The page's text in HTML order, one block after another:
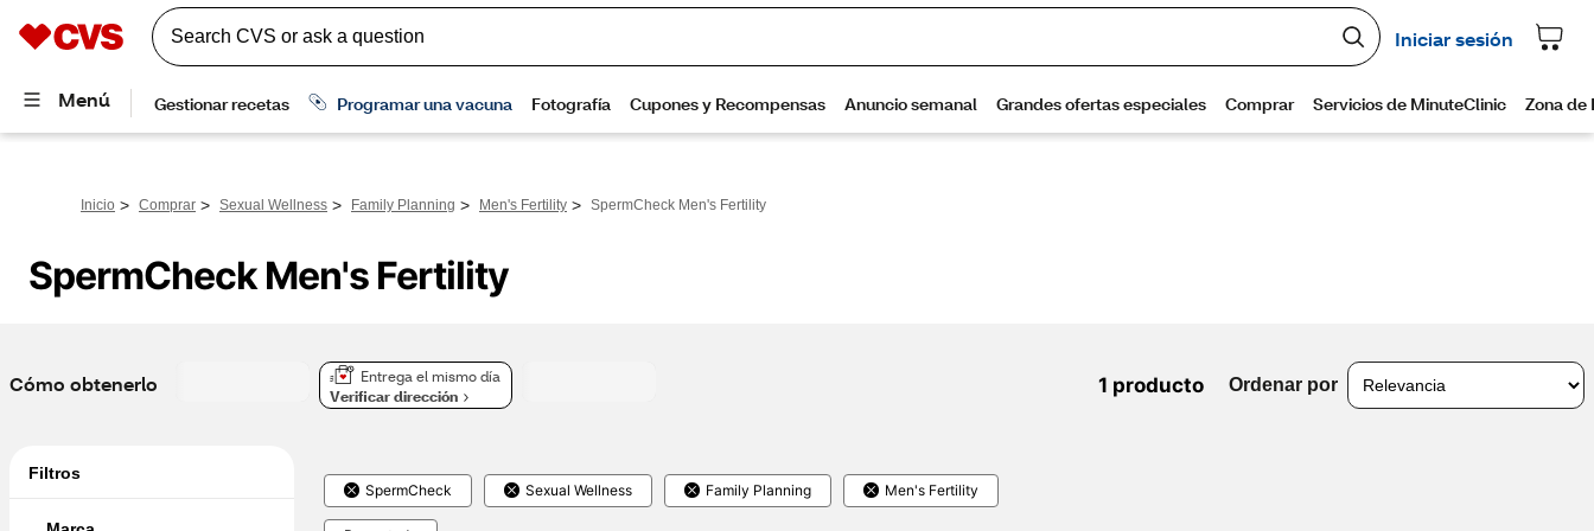
Inicio > Comprar > Sexual Wellness > Family Planning > Men's Fertility > SpermCheck Men's Fertility
SpermCheck Men's Fertility
Cómo obtenerlo
Entrega el mismo día
Verificar dirección
1 producto Ordenar por
Filtros
SpermCheck Sexual Wellness Family Planning Men's Fertility